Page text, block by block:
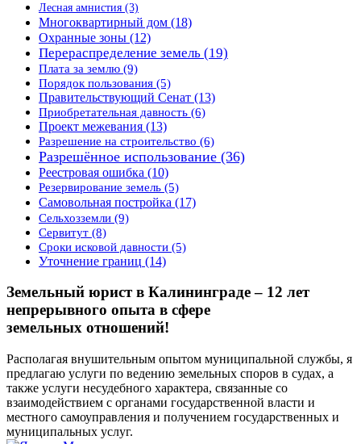
Лесная амнистия (3)
Многоквартирный дом (18)
Охранные зоны (12)
Перераспределение земель (19)
Плата за землю (9)
Порядок пользования (5)
Правительствующий Сенат (13)
Приобретательная давность (6)
Проект межевания (13)
Разрешение на строительство (6)
Разрешённое использование (36)
Реестровая ошибка (10)
Резервирование земель (5)
Самовольная постройка (17)
Сельхозземли (9)
Сервитут (8)
Сроки исковой давности (5)
Уточнение границ (14)
Земельный юрист в Калининграде – 12 лет
непрерывного опыта в сфере
земельных отношений!
Располагая внушительным опытом муниципальной службы, я
предлагаю услуги по ведению земельных споров в судах, а
также услуги несудебного характера, связанные со
взаимодействием с органами государственной власти и
местного самоуправления и получением государственных и
муниципальных услуг.